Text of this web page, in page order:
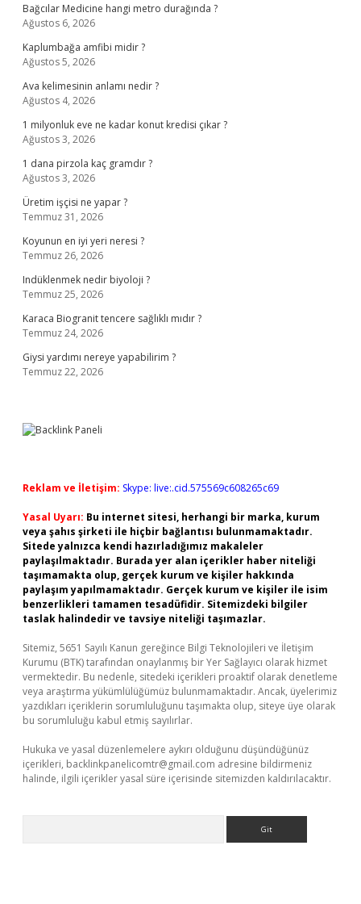
Bağcılar Medicine hangi metro durağında ?
Ağustos 6, 2026
Kaplumbağa amfibi midir ?
Ağustos 5, 2026
Ava kelimesinin anlamı nedir ?
Ağustos 4, 2026
1 milyonluk eve ne kadar konut kredisi çıkar ?
Ağustos 3, 2026
1 dana pirzola kaç gramdır ?
Ağustos 3, 2026
Üretim işçisi ne yapar ?
Temmuz 31, 2026
Koyunun en iyi yeri neresi ?
Temmuz 26, 2026
Indüklenmek nedir biyoloji ?
Temmuz 25, 2026
Karaca Biogranit tencere sağlıklı mıdır ?
Temmuz 24, 2026
Giysi yardımı nereye yapabilirim ?
Temmuz 22, 2026
Reklam ve İletişim: Skype: live:.cid.575569c608265c69
Yasal Uyarı: Bu internet sitesi, herhangi bir marka, kurum
veya şahıs şirketi ile hiçbir bağlantısı bulunmamaktadır.
Sitede yalnızca kendi hazırladığımız makaleler
paylaşılmaktadır. Burada yer alan içerikler haber niteliği
taşımamakta olup, gerçek kurum ve kişiler hakkında
paylaşım yapılmamaktadır. Gerçek kurum ve kişiler ile isim
benzerlikleri tamamen tesadüfidir. Sitemizdeki bilgiler
taslak halindedir ve tavsiye niteliği taşımazlar.
Sitemiz, 5651 Sayılı Kanun gereğince Bilgi Teknolojileri ve İletişim
Kurumu (BTK) tarafından onaylanmış bir Yer Sağlayıcı olarak hizmet
vermektedir. Bu nedenle, sitedeki içerikleri proaktif olarak denetleme
veya araştırma yükümlülüğümüz bulunmamaktadır. Ancak, üyelerimiz
yazdıkları içeriklerin sorumluluğunu taşımakta olup, siteye üye olarak
bu sorumluluğu kabul etmiş sayılırlar.
Hukuka ve yasal düzenlemelere aykırı olduğunu düşündüğünüz
içerikleri, backlinkpanelicomtr@gmail.com adresine bildirmeniz
halinde, ilgili içerikler yasal süre içerisinde sitemizden kaldırılacaktır.